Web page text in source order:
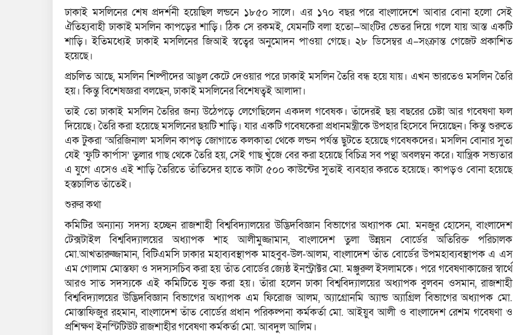
ঢাকাই মসলিনের শেষ প্রদর্শনী হয়েছিল লন্ডনে ১৮৫০ সালে। এর ১৭০ বছর পরে বাংলাদেশে আবার বোনা হলো সেই
ঐতিহ্যবাহী ঢাকাই মসলিন কাপড়ের শাড়ি। ঠিক সে রকমই, যেমনটি বলা হতো—আংটির ভেতর দিয়ে গলে যায় আস্ত একটি
শাড়ি। ইতিমধ্যেই ঢাকাই মসলিনের জিআই স্বত্বের অনুমোদন পাওয়া গেছে। ২৮ ডিসেম্বর এ–সংক্রান্ত গেজেট প্রকাশিত
হয়েছে।
প্রচলিত আছে, মসলিন শিল্পীদের আঙুল কেটে দেওয়ার পরে ঢাকাই মসলিন তৈরি বন্ধ হয়ে যায়। এখন ভারতেও মসলিন তৈরি
হয়। কিন্তু বিশেষজ্ঞরা বলছেন, ঢাকাই মসলিনের বিশেষত্বই আলাদা।
তাই তো ঢাকাই মসলিন তৈরির জন্য উঠেপড়ে লেগেছিলেন একদল গবেষক। তাঁদেরই ছয় বছরের চেষ্টা আর গবেষণা ফল
দিয়েছে। তৈরি করা হয়েছে মসলিনের ছয়টি শাড়ি। যার একটি গবেষকেরা প্রধানমন্ত্রীকে উপহার হিসেবে দিয়েছেন। কিন্তু শুরুতে
এক টুকরা ‘অরিজিনাল’ মসলিন কাপড় জোগাতে কলকাতা থেকে লন্ডন পর্যন্ত ছুটতে হয়েছে গবেষকদের। মসলিন বোনার সুতা
যেই ‘ফুটি কার্পাস’ তুলার গাছ থেকে তৈরি হয়, সেই গাছ খুঁজে বের করা হয়েছে বিচিত্র সব পন্থা অবলম্বন করে। যান্ত্রিক সভ্যতার
এ যুগে এসেও এই শাড়ি তৈরিতে তাঁতিদের হাতে কাটা ৫০০ কাউন্টের সুতাই ব্যবহার করতে হয়েছে। কাপড়ও বোনা হয়েছে
হস্তচালিত তাঁতেই।
শুরুর কথা
কমিটির অন্যান্য সদস্য হচ্ছেন রাজশাহী বিশ্ববিদ্যালয়ের উদ্ভিদবিজ্ঞান বিভাগের অধ্যাপক মো. মনজুর হোসেন, বাংলাদেশ
টেক্সটাইল বিশ্ববিদ্যালয়ের অধ্যাপক শাহ আলীমুজ্জামান, বাংলাদেশ তুলা উন্নয়ন বোর্ডের অতিরিক্ত পরিচালক
মো.আখতারুজ্জামান, বিটিএমসি ঢাকার মহাব্যবস্থাপক মাহবুব-উল-আলম, বাংলাদেশ তাঁত বোর্ডের উপমহাব্যবস্থাপক এ এস
এম গোলাম মোস্তফা ও সদস্যসচিব করা হয় তাঁত বোর্ডের জ্যেষ্ঠ ইনস্ট্রাক্টর মো. মঞ্জুরুল ইসলামকে। পরে গবেষণাকাজের স্বার্থে
আরও সাত সদস্যকে এই কমিটিতে যুক্ত করা হয়। তাঁরা হলেন ঢাকা বিশ্ববিদ্যালয়ের অধ্যাপক বুলবন ওসমান, রাজশাহী
বিশ্ববিদ্যালয়ের উদ্ভিদবিজ্ঞান বিভাগের অধ্যাপক এম ফিরোজ আলম, অ্যাগ্রোনমি অ্যান্ড অ্যাগ্রিল বিভাগের অধ্যাপক মো.
মোস্তাফিজুর রহমান, বাংলাদেশ তাঁত বোর্ডের প্রধান পরিকল্পনা কর্মকর্তা মো. আইয়ুব আলী ও বাংলাদেশ রেশম গবেষণা ও
প্রশিক্ষণ ইনস্টিটিউট রাজশাহীর গবেষণা কর্মকর্তা মো. আবদুল আলিম।